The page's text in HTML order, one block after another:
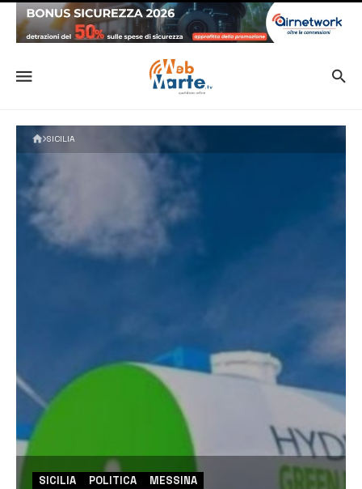
SICILIA
SICILIA POLITICA MESSINA